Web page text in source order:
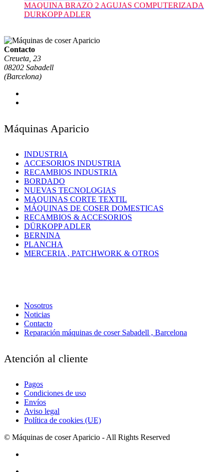
MAQUINA BRAZO 2 AGUJAS COMPUTERIZADA
DURKOPP ADLER
Contacto
Creueta, 23
08202 Sabadell
(Barcelona)
Máquinas Aparicio
INDUSTRIA
ACCESORIOS INDUSTRIA
RECAMBIOS INDUSTRIA
BORDADO
NUEVAS TECNOLOGIAS
MAQUINAS CORTE TEXTIL
MÁQUINAS DE COSER DOMESTICAS
RECAMBIOS & ACCESORIOS
DÜRKOPP ADLER
BERNINA
PLANCHA
MERCERIA , PATCHWORK & OTROS
Nosotros
Noticias
Contacto
Reparación máquinas de coser Sabadell , Barcelona
Atención al cliente
Pagos
Condiciones de uso
Envíos
Aviso legal
Política de cookies (UE)
© Máquinas de coser Aparicio - All Rights Reserved